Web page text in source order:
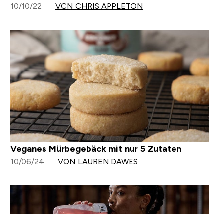
10/10/22 VON CHRIS APPLETON
Veganes Mürbegebäck mit nur 5 Zutaten
10/06/24 VON LAUREN DAWES